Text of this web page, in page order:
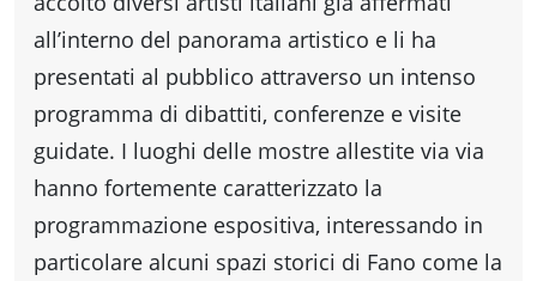
Percorsi
storici
Enogastronomia
all’interno del panorama artistico e li ha
presentati al pubblico attraverso un intenso
programma di dibattiti, conferenze e visite
guidate. I luoghi delle mostre allestite via via
hanno fortemente caratterizzato la
programmazione espositiva, interessando in
particolare alcuni spazi storici di Fano come la